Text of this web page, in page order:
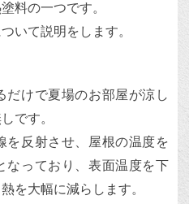
料の一つです。
いて説明をします。
だけで夏場のお部屋が涼し
です。
を反射させ、屋根の温度を
なっており、表面温度を下
を大幅に減らします。